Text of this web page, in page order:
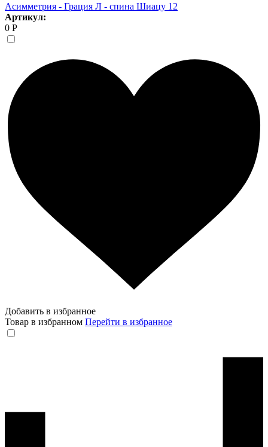
Асимметрия - Грация Л - спина Шиацу 12
Артикул:
0 Р
Добавить в избранное
Товар в избранном Перейти в избранное